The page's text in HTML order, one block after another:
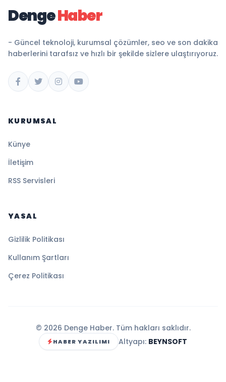
DengeHaber
- Güncel teknoloji, kurumsal çözümler, seo ve son dakika
haberlerini tarafsız ve hızlı bir şekilde sizlere ulaştırıyoruz.
KURUMSAL
Künye
İletişim
RSS Servisleri
YASAL
Gizlilik Politikası
Kullanım Şartları
Çerez Politikası
© 2026 Denge Haber. Tüm hakları saklıdır.
HABER YAZILIMI Altyapı: BEYNSOFT